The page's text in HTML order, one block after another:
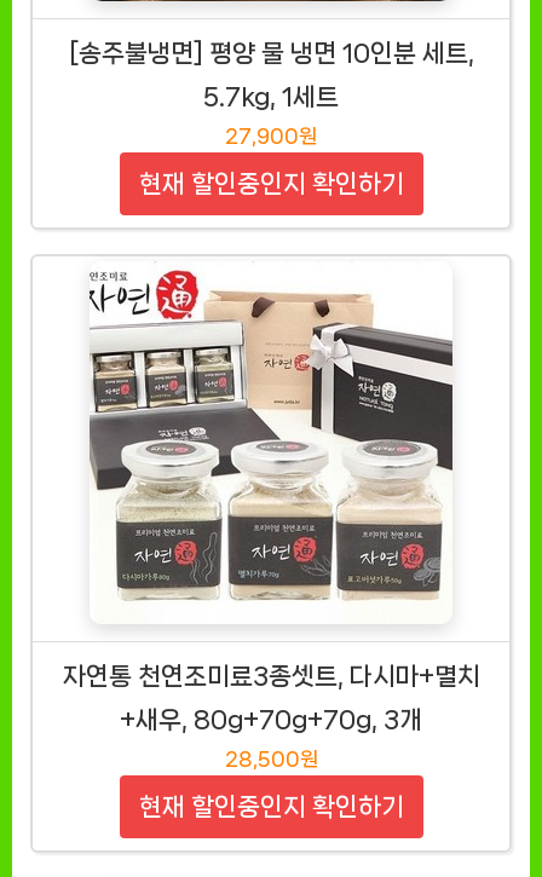
[송주불냉면] 평양 물 냉면 10인분 세트,
5.7kg, 1세트
27,900원
현재 할인중인지 확인하기
자연통 천연조미료3종셋트, 다시마+멸치
+새우, 80g+70g+70g, 3개
28,500원
현재 할인중인지 확인하기